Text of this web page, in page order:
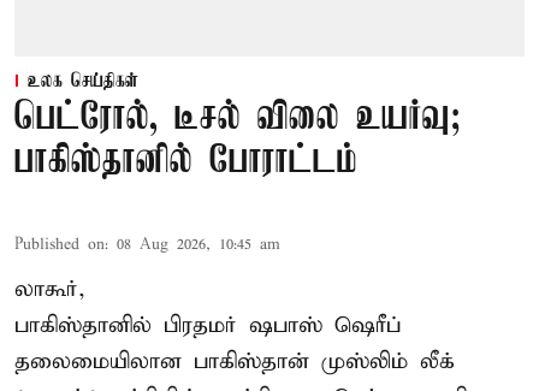
உலக செய்திகள்
பெட்ரோல், டீசல் விலை உயர்வு;
பாகிஸ்தானில் போராட்டம்
Published on: 08 Aug 2026, 10:45 am
லாகூர்,
பாகிஸ்தானில் பிரதமர் ஷபாஸ் ஷெரீப்
தலைமையிலான பாகிஸ்தான் முஸ்லிம் லீக்